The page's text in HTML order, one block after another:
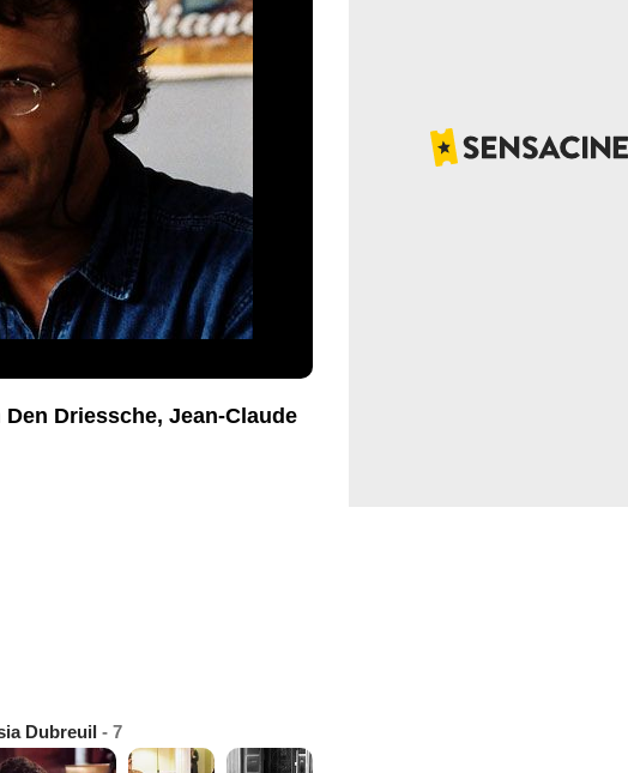
Driessche, Jean-Claude
Dubreuil - 7